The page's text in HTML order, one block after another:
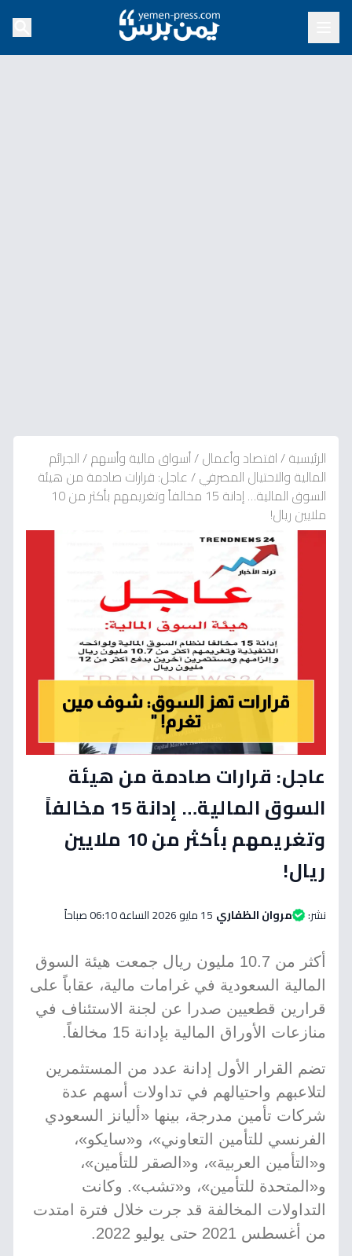
الرئيسية/اقتصاد وأعمال/أسواق مالية وأسهم/الجرائم
المالية والاحتيال المصرفي/عاجل: قرارات صادمة من هيئة
السوق المالية… إدانة 15 مخالفاً وتغريمهم بأكثر من 10
ملايين ريال!
عاجل: قرارات صادمة من هيئة
السوق المالية… إدانة 15 مخالفاً
وتغريمهم بأكثر من 10 ملايين
ريال!
نشر: مروان الظفاري 15 مايو 2026 الساعة 06:10 صباحاً
أكثر من 10.7 مليون ريال جمعت هيئة السوق
المالية السعودية في غرامات مالية، عقاباً على
قرارين قطعيين صدرا عن لجنة الاستئناف في
منازعات الأوراق المالية بإدانة 15 مخالفاً.
تضم القرار الأول إدانة عدد من المستثمرين
لتلاعبهم واحتيالهم في تداولات أسهم عدة
شركات تأمين مدرجة، بينها «أليانز السعودي
الفرنسي للتأمين التعاوني»، و«سايكو»،
و«التأمين العربية»، و«الصقر للتأمين»،
و«المتحدة للتأمين»، و«تشب». وكانت
التداولات المخالفة قد جرت خلال فترة امتدت
من أغسطس 2021 حتى يوليو 2022.